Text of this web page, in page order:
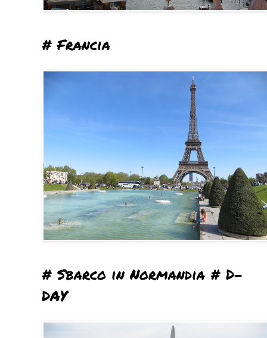
# Francia
# Sbarco in Normandia # D-
DAY